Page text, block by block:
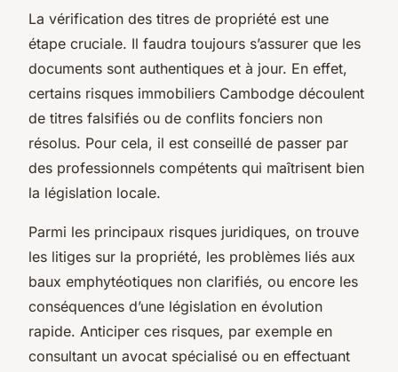
La vérification des titres de propriété est une
étape cruciale. Il faudra toujours s’assurer que les
documents sont authentiques et à jour. En effet,
certains risques immobiliers Cambodge découlent
de titres falsifiés ou de conflits fonciers non
résolus. Pour cela, il est conseillé de passer par
des professionnels compétents qui maîtrisent bien
la législation locale.
Parmi les principaux risques juridiques, on trouve
les litiges sur la propriété, les problèmes liés aux
baux emphytéotiques non clarifiés, ou encore les
conséquences d’une législation en évolution
rapide. Anticiper ces risques, par exemple en
consultant un avocat spécialisé ou en effectuant